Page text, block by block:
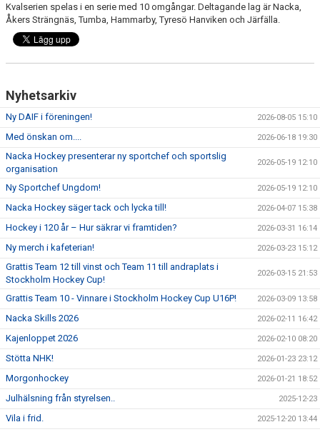
ISTIDER
NYHETER - ARKIV
MEDLEMSHOCKEY
SCHEMA NACKA SKILLS 2026
SCHEMA HOCKEY IQ-CAMP
Kvalserien spelas i en serie med 10 omgångar. Deltagande lag är Nacka,
Åkers Strängnäs, Tumba, Hammarby, Tyresö Hanviken och Järfälla.
Nyhetsarkiv
Ny DAIF i föreningen! 2026-08-05 15:10
Med önskan om.... 2026-06-18 19:30
Nacka Hockey presenterar ny sportchef och sportslig
organisation
2026-05-19 12:10
Ny Sportchef Ungdom! 2026-05-19 12:10
Nacka Hockey säger tack och lycka till! 2026-04-07 15:38
Hockey i 120 år – Hur säkrar vi framtiden? 2026-03-31 16:14
Ny merch i kafeterian! 2026-03-23 15:12
Grattis Team 12 till vinst och Team 11 till andraplats i
Stockholm Hockey Cup!
2026-03-15 21:53
Grattis Team 10 - Vinnare i Stockholm Hockey Cup U16P! 2026-03-09 13:58
Nacka Skills 2026 2026-02-11 16:42
Kajenloppet 2026 2026-02-10 08:20
Stötta NHK! 2026-01-23 23:12
Morgonhockey 2026-01-21 18:52
Julhälsning från styrelsen.. 2025-12-23
Vila i frid. 2025-12-20 13:44